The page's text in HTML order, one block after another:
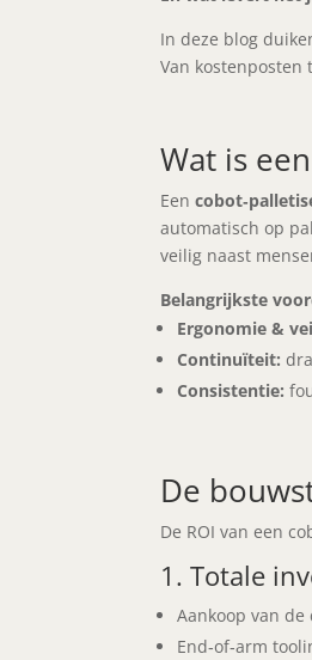
In deze blog
Van
Wat is
Een
automatisch op
veilig naast
Belangrijkste
Ergonomie &
Continuïteit:
Consistentie:
De
De ROI van een
1. Totale
Aankoop van
End‑of‑arm